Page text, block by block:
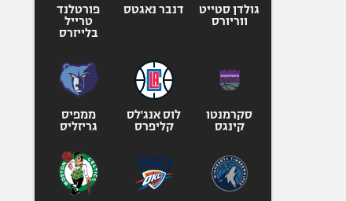
גולדן סטייט
ווריורס
דנבר נאגטס
פורטלנד
טרייל
בלייזרס
סקרמנטו
קינגס
לוס אנג'לס
קליפרס
ממפיס
גריזליס